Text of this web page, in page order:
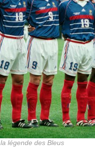
la légende des Bleus